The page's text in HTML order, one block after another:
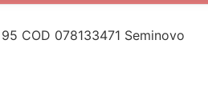
COD 078133471 Seminovo